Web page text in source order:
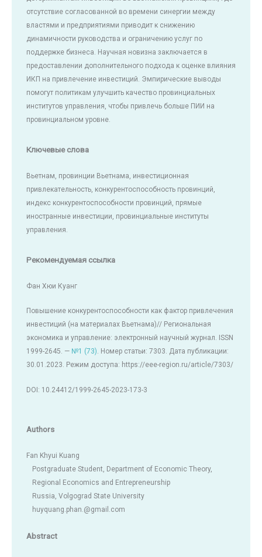
отсутствие согласованной во времени синергии между
властями и предприятиями приводит к снижению
динамичности руководства и ограничению услуг по
поддержке бизнеса. Научная новизна заключается в
предоставлении дополнительного подхода к оценке влияния
ИКП на привлечение инвестиций. Эмпирические выводы
помогут политикам улучшить качество провинциальных
институтов управления, чтобы привлечь больше ПИИ на
провинциальном уровне.
Ключевые слова
Вьетнам, провинции Вьетнама, инвестиционная
привлекательность, конкурентоспособность провинций,
индекс конкурентоспособности провинций, прямые
иностранные инвестиции, провинциальные институты
управления.
Рекомендуемая ссылка
Фан Хюи Куанг
Повышение конкурентоспособности как фактор привлечения
инвестиций (на материалах Вьетнама)// Региональная
экономика и управление: электронный научный журнал. ISSN
1999-2645. — №1 (73). Номер статьи: 7303. Дата публикации:
30.01.2023. Режим доступа: https://eee-region.ru/article/7303/
DOI: 10.24412/1999-2645-2023-173-3
Authors
Fan Khyui Kuang
Postgraduate Student, Department of Economic Theory,
Regional Economics and Entrepreneurship
Russia, Volgograd State University
huyquang.phan.@gmail.com
Abstract